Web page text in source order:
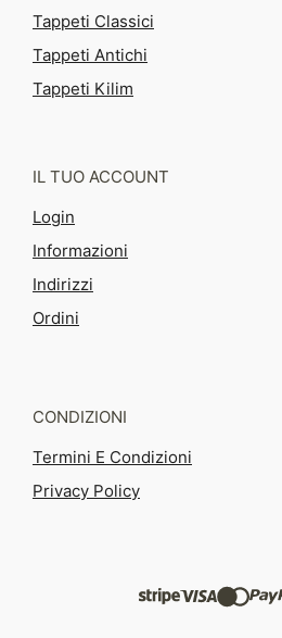
Tappeti Classici
Tappeti Antichi
Tappeti Kilim
IL TUO ACCOUNT
Login
Informazioni
Indirizzi
Ordini
CONDIZIONI
Termini E Condizioni
Privacy Policy